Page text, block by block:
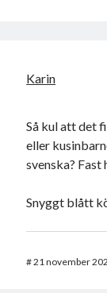
Karin
Så kul att det
eller
svenska? Fast
Snyggt blått
#21 november